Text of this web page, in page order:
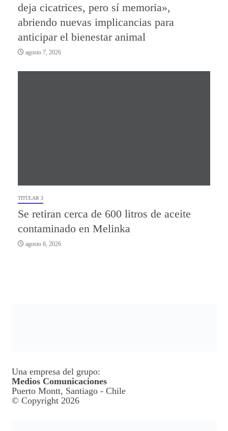
deja cicatrices, pero sí memoria»,
abriendo nuevas implicancias para
anticipar el bienestar animal
agosto 7, 2026
TITULAR 3
Se retiran cerca de 600 litros de aceite
contaminado en Melinka
agosto 6, 2026
Una empresa del grupo:
Medios Comunicaciones
Puerto Montt, Santiago - Chile
© Copyright 2026